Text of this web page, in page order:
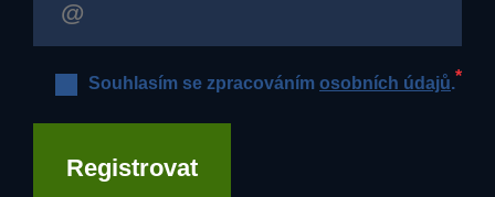
Souhlasím se zpracováním osobních údajů.*
Registrovat